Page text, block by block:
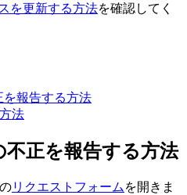
を更新する方法を確認してく
を報告する方法
法
正を報告する方法
リクエストフォーム を開きま